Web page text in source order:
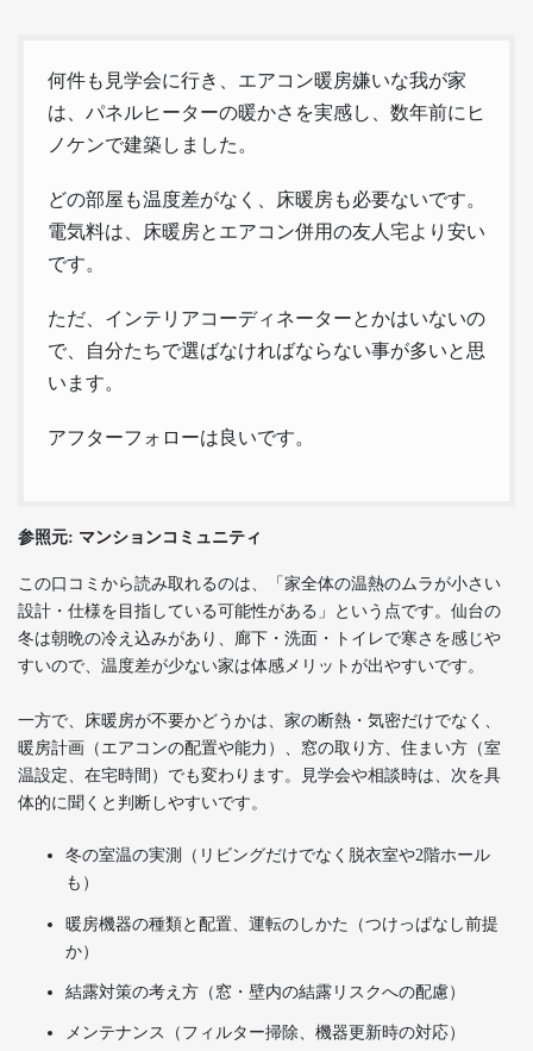
何件も見学会に行き、エアコン暖房嫌いな我が家
は、パネルヒーターの暖かさを実感し、数年前にヒ
ノケンで建築しました。
どの部屋も温度差がなく、床暖房も必要ないです。
電気料は、床暖房とエアコン併用の友人宅より安い
です。
ただ、インテリアコーディネーターとかはいないの
で、自分たちで選ばなければならない事が多いと思
います。
アフターフォローは良いです。
参照元: マンションコミュニティ
この口コミから読み取れるのは、「家全体の温熱のムラが小さい
設計・仕様を目指している可能性がある」という点です。仙台の
冬は朝晩の冷え込みがあり、廊下・洗面・トイレで寒さを感じや
すいので、温度差が少ない家は体感メリットが出やすいです。
一方で、床暖房が不要かどうかは、家の断熱・気密だけでなく、
暖房計画（エアコンの配置や能力）、窓の取り方、住まい方（室
温設定、在宅時間）でも変わります。見学会や相談時は、次を具
体的に聞くと判断しやすいです。
冬の室温の実測（リビングだけでなく脱衣室や2階ホール
も）
暖房機器の種類と配置、運転のしかた（つけっぱなし前提
か）
結露対策の考え方（窓・壁内の結露リスクへの配慮）
メンテナンス（フィルター掃除、機器更新時の対応）